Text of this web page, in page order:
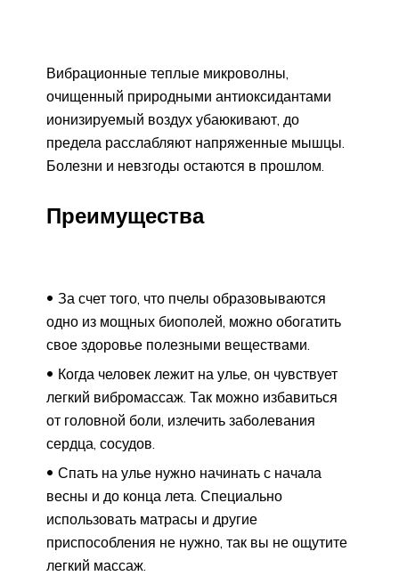
Вибрационные теплые микроволны,
очищенный природными антиоксидантами
ионизируемый воздух убаюкивают, до
предела расслабляют напряженные мышцы.
Болезни и невзгоды остаются в прошлом.
Преимущества
За счет того, что пчелы образовываются
одно из мощных биополей, можно обогатить
свое здоровье полезными веществами.
Когда человек лежит на улье, он чувствует
легкий вибромассаж. Так можно избавиться
от головной боли, излечить заболевания
сердца, сосудов.
Спать на улье нужно начинать с начала
весны и до конца лета. Специально
использовать матрасы и другие
приспособления не нужно, так вы не ощутите
легкий массаж.